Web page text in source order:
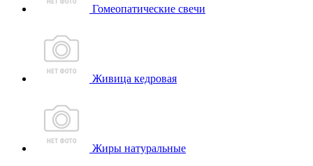
Гомеопатические свечи
Живица кедровая
Жиры натуральные